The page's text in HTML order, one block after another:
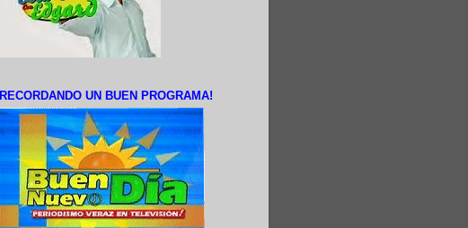
RECORDANDO UN BUEN PROGRAMA!